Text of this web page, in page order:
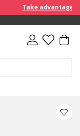
Take advantage of an
OVER 90.00 €